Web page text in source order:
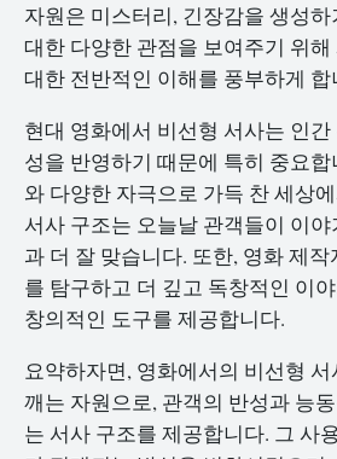
자원은 미스터리, 긴장감을 생성
대한 다양한 관점을 보여주기 위
대한 전반적인 이해를 풍부하게 합
현대 영화에서 비선형 서사는 인
성을 반영하기 때문에 특히 중요
와 다양한 자극으로 가득 찬 세상
서사 구조는 오늘날 관객들이 이
과 더 잘 맞습니다. 또한, 영화 제
를 탐구하고 더 깊고 독창적인 이
창의적인 도구를 제공합니다.
요약하자면, 영화에서의 비선형
깨는 자원으로, 관객의 반성과 능
는 서사 구조를 제공합니다. 그 사